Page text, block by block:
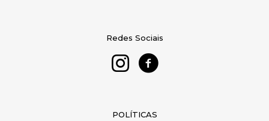
Redes Sociais
POLÍTICAS